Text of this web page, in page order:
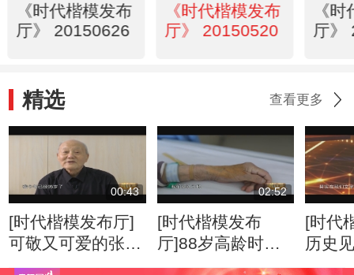
《时代楷模发布
厅》 20150626
《时代楷模发布
厅》 20150520
《
厅》
精选 查看更多
00:43
[时代楷模发布厅]
可敬又可爱的张富
清老人
02:52
[时代楷模发布
厅]88岁高龄时，
高位截肢，靠自己
[时代
历史
子